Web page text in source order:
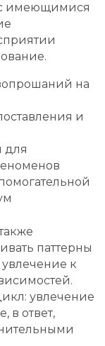
с имеющимися
на
и
для
паттерны
к
увлечение
в ответ,